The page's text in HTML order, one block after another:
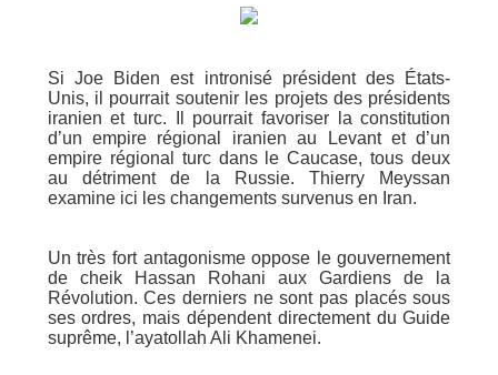
Si Joe Biden est intronisé président des États-
Unis, il pourrait soutenir les projets des présidents
iranien et turc. Il pourrait favoriser la constitution
d’un empire régional iranien au Levant et d’un
empire régional turc dans le Caucase, tous deux
au détriment de la Russie. Thierry Meyssan
examine ici les changements survenus en Iran.
Un très fort antagonisme oppose le gouvernement
de cheik Hassan Rohani aux Gardiens de la
Révolution. Ces derniers ne sont pas placés sous
ses ordres, mais dépendent directement du Guide
suprême, l’ayatollah Ali Khamenei.